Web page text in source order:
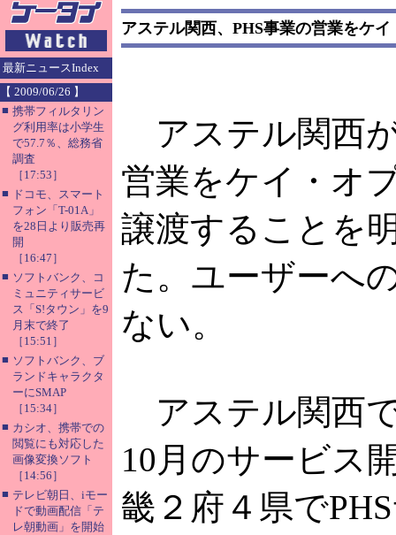
最新ニュースIndex
【 2009/06/26 】
■ 携帯フィルタリン
グ利用率は小学生
で57.7％、総務省
調査
［17:53］
■ ドコモ、スマート
フォン「T-01A」
を28日より販売再
開
［16:47］
■ ソフトバンク、コ
ミュニティサービ
ス「S!タウン」を9
月末で終了
［15:51］
■ ソフトバンク、ブ
ランドキャラクタ
ーにSMAP
［15:34］
■ カシオ、携帯での
閲覧にも対応した
画像変換ソフト
［14:56］
■ テレビ朝日、iモー
ドで動画配信「テ
レ朝動画」を開始
アステル関西、PHS事業の営業をケ
アステル関西
営業をケイ・オ
譲渡することを
た。ユーザーへ
ない。
アステル関西
10月のサービス
畿２府４県で